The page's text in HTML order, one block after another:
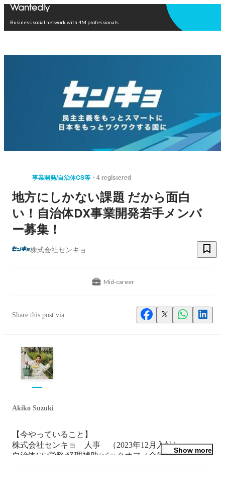
Business social network with 4M professionals
事業開発/自治体CS等 4 registered
地方にしかない課題 だから面白
い！自治体DX事業開発若手メンバ
ー募集！
株式会社センキョ
Mid-career
Share this post via...
Akiko Suzuki
【今やっていること】
株式会社センキョ　人事　（2023年12月入社）
自治体CS/労務/経理補助/バックオフィ全般
Show more